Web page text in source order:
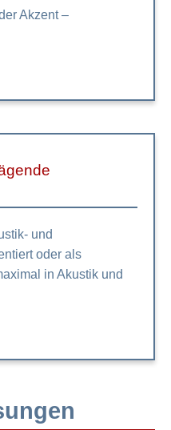
Akzent –
und
oder als
in Akustik und